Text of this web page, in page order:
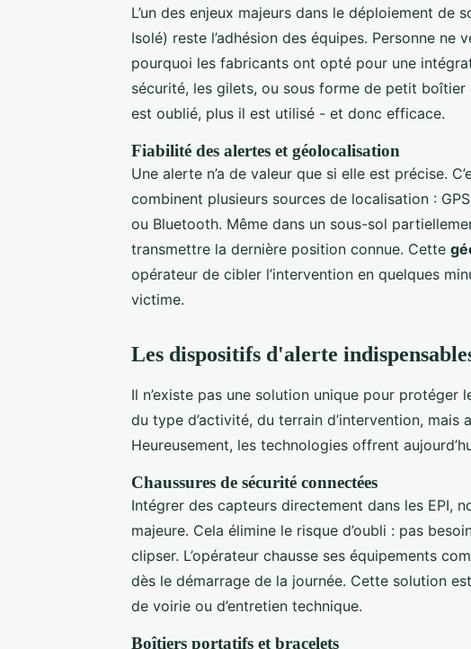
L’un des enjeux majeurs dans le déploiement de
Isolé) reste l’adhésion des équipes. Personne ne
pourquoi les fabricants ont opté pour une
sécurité, les gilets, ou sous forme de petit
est oublié, plus il est utilisé - et donc efficace.
Fiabilité des alertes et géolocalisation
Une alerte n’a de valeur que si elle est précise.
combinent plusieurs sources de localisation :
ou Bluetooth. Même dans un sous-sol
transmettre la dernière position connue. Cette
opérateur de cibler l’intervention en quelques
victime.
Les dispositifs d'alerte
Il n’existe pas une solution unique pour protéger
du type d’activité, du terrain d’intervention, mais
Heureusement, les technologies offrent
Chaussures de sécurité connectées
Intégrer des capteurs directement dans les EPI,
majeure. Cela élimine le risque d’oubli : pas
clipser. L’opérateur chausse ses équipements
dès le démarrage de la journée. Cette solution
de voirie ou d’entretien technique.
Boîtiers portatifs et bracelets